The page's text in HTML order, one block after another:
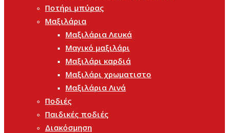
Ποτήρι μπύρας
Μαξιλάρια
Μαξιλάρια Λευκά
Μαγικό μαξιλάρι
Μαξιλάρι καρδιά
Μαξιλάρι χρωματιστο
Μαξιλάρια Λινά
Ποδιές
Παιδικές ποδιές
Διακόσμηση